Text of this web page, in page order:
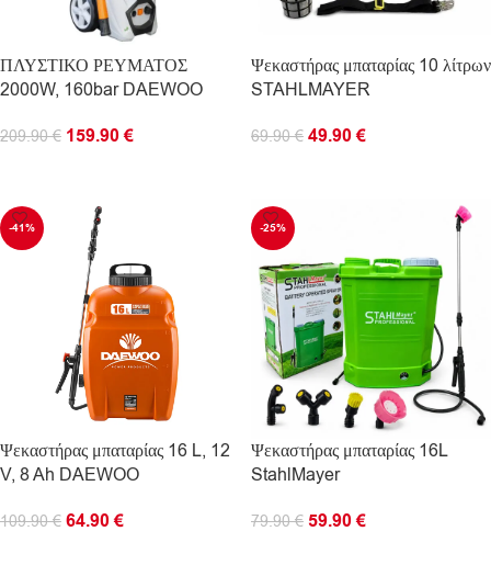
ΠΛΥΣΤΙΚΟ ΡΕΥΜΑΤΟΣ
2000W, 160bar DAEWOO
209.90€ 159.90€
Ψεκαστήρας μπαταρίας 10 λίτρων
STAHLMAYER
69.90€ 49.90€
-41%
Ψεκαστήρας μπαταρίας 16 L, 12
V, 8 Ah DAEWOO
109.90€ 64.90€
-25%
Ψεκαστήρας μπαταρίας 16L
StahlMayer
79.90€ 59.90€